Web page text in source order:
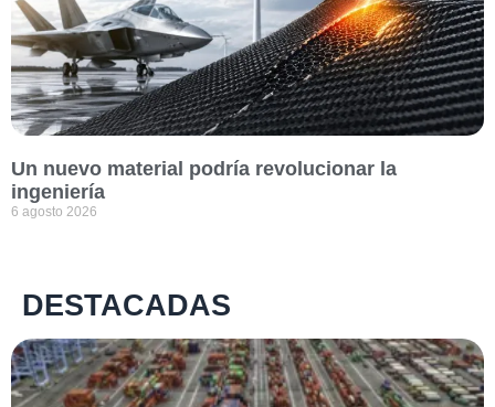
Un nuevo material podría revolucionar la
ingeniería
6 agosto 2026
DESTACADAS